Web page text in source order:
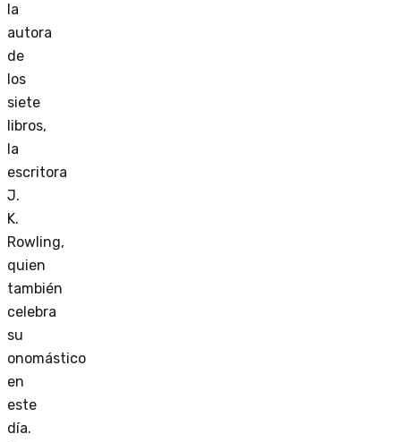
la
autora
de
los
siete
libros,
la
escritora
J.
K.
Rowling,
quien
también
celebra
su
onomástico
en
este
día.